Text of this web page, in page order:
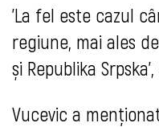
'La fel este cazul
regiune, mai ales
și Republika
Vucevic a